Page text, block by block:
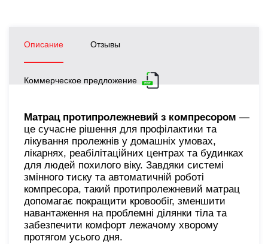
Описание Отзывы
Коммерческое предложение
Матрац протипролежневий з компресором —
це сучасне рішення для профілактики та
лікування пролежнів у домашніх умовах,
лікарнях, реабілітаційних центрах та будинках
для людей похилого віку. Завдяки системі
змінного тиску та автоматичній роботі
компресора, такий протипролежневий матрац
допомагає покращити кровообіг, зменшити
навантаження на проблемні ділянки тіла та
забезпечити комфорт лежачому хворому
протягом усього дня.